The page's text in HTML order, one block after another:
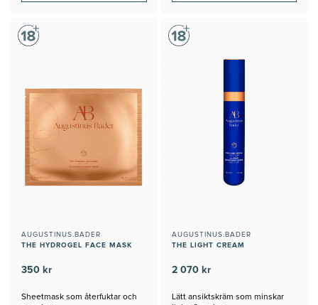
AUGUSTINUS.BADER
THE HYDROGEL FACE MASK
350 kr
Sheetmask som återfuktar och
AUGUSTINUS.BADER
THE LIGHT CREAM
2 070 kr
Lätt ansiktskräm som minskar